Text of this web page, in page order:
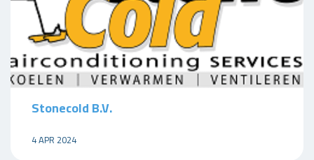
Stonecold B.V.
4 APR 2024